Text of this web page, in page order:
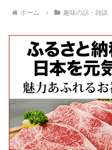
ホーム 趣味の話・雑談